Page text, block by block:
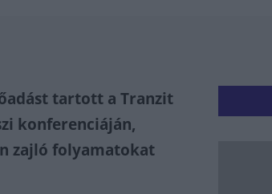
tartott a Tranzit
konferenciáján,
zajló folyamatokat